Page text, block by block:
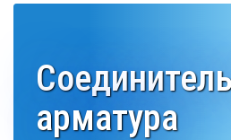
арматура